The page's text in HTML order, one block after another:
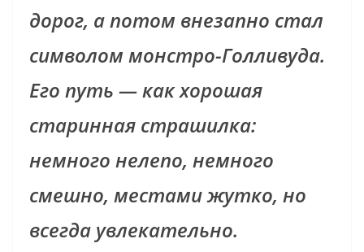
дорог, а потом внезапно стал
символом монстро-Голливуда.
Его путь — как хорошая
старинная страшилка:
немного нелепо, немного
смешно, местами жутко, но
всегда увлекательно.